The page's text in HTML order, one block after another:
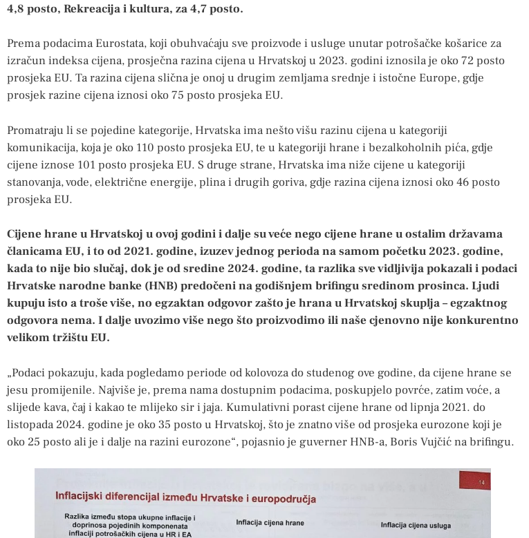
4,8 posto, Rekreacija i kultura, za 4,7 posto.
Prema podacima Eurostata, koji obuhvaćaju sve proizvode i usluge unutar potrošačke košarice za
izračun indeksa cijena, prosječna razina cijena u Hrvatskoj u 2023. godini iznosila je oko 72 posto
prosjeka EU. Ta razina cijena slična je onoj u drugim zemljama srednje i istočne Europe, gdje
prosjek razine cijena iznosi oko 75 posto prosjeka EU.
Promatraju li se pojedine kategorije, Hrvatska ima nešto višu razinu cijena u kategoriji
komunikacija, koja je oko 110 posto prosjeka EU, te u kategoriji hrane i bezalkoholnih pića, gdje
cijene iznose 101 posto prosjeka EU. S druge strane, Hrvatska ima niže cijene u kategoriji
stanovanja, vode, električne energije, plina i drugih goriva, gdje razina cijena iznosi oko 46 posto
prosjeka EU.
Cijene hrane u Hrvatskoj u ovoj godini i dalje su veće nego cijene hrane u ostalim državama
članicama EU, i to od 2021. godine, izuzev jednog perioda na samom početku 2023. godine,
kada to nije bio slučaj, dok je od sredine 2024. godine, ta razlika sve vidljivija pokazali i podaci
Hrvatske narodne banke (HNB) predočeni na godišnjem brifingu sredinom prosinca. Ljudi
kupuju isto a troše više, no egzaktan odgovor zašto je hrana u Hrvatskoj skuplja – egzaktnog
odgovora nema. I dalje uvozimo više nego što proizvodimo ili naše cjenovno nije konkurentno
velikom tržištu EU.
„Podaci pokazuju, kada pogledamo periode od kolovoza do studenog ove godine, da cijene hrane se
jesu promijenile. Najviše je, prema nama dostupnim podacima, poskupjelo povrće, zatim voće, a
slijede kava, čaj i kakao te mlijeko sir i jaja. Kumulativni porast cijene hrane od lipnja 2021. do
listopada 2024. godine je oko 35 posto u Hrvatskoj, što je znatno više od prosjeka eurozone koji je
oko 25 posto ali je i dalje na razini eurozone“, pojasnio je guverner HNB-a, Boris Vujčić na brifingu.